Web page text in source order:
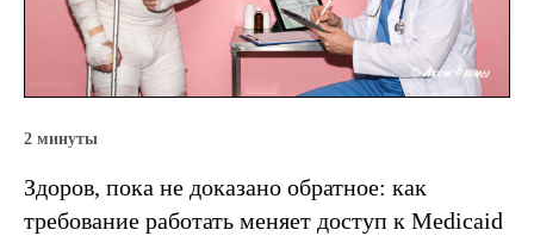
2 минуты
Здоров, пока не доказано обратное: как
требование работать меняет доступ к Medicaid